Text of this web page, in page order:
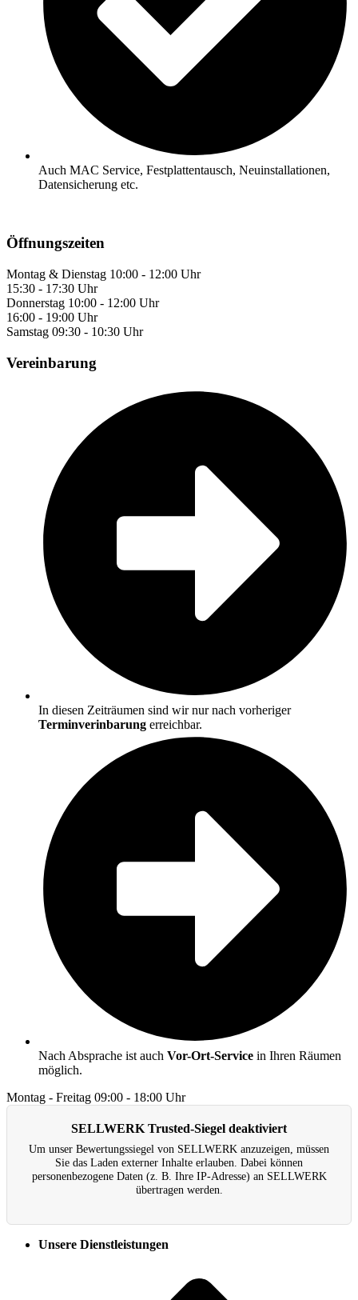
Auch MAC Service, Festplattentausch, Neuinstallationen,
Datensicherung etc.
Öffnungszeiten
Montag & Dienstag 10:00 - 12:00 Uhr
15:30 - 17:30 Uhr
Donnerstag 10:00 - 12:00 Uhr
16:00 - 19:00 Uhr
Samstag 09:30 - 10:30 Uhr
Vereinbarung
In diesen Zeiträumen sind wir nur nach vorheriger
Terminverinbarung erreichbar.
Nach Absprache ist auch Vor-Ort-Ser­vice in Ihren Räumen
möglich.
Montag - Freitag 09:00 - 18:00 Uhr
SELLWERK Trusted-Siegel deaktiviert
Um unser Bewertungs­siegel von SELLWERK anzuzeigen, müssen
Sie das Laden externer Inhalte erlauben. Dabei können
personenbezogene Daten (z. B. Ihre IP-Adresse) an SELLWERK
übertragen werden.
Unsere Dienstleistungen